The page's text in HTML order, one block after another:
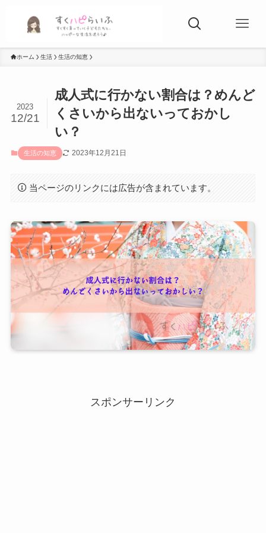
ホーム 生活 生活の知恵
成人式に行かない割合は？めんど
くさいから出ないっておかし
い？
2023
12/21
生活の知恵 2023年12月21日
当ページのリンクには広告が含まれています。
スポンサーリンク